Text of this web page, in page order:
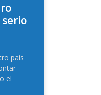
país
el